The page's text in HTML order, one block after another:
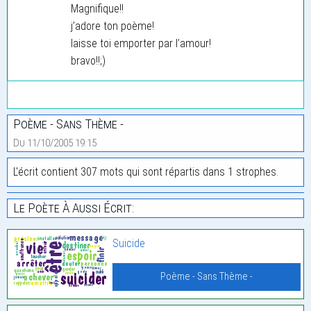
Magnifique!!
j’adore ton poème!
laisse toi emporter par l’amour!
bravo!!;)
Poème - Sans Thème -
Du 11/10/2005 19:15
L'écrit contient 307 mots qui sont répartis dans 1 strophes.
Le Poète À Aussi Écrit:
Suicide
Poème - Sans Thème -